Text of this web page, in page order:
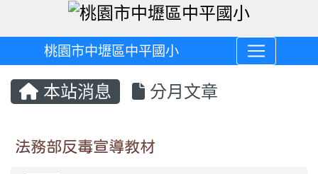
桃園市中壢區中平國小
本站消息 分月文章
法務部反毒宣導教材